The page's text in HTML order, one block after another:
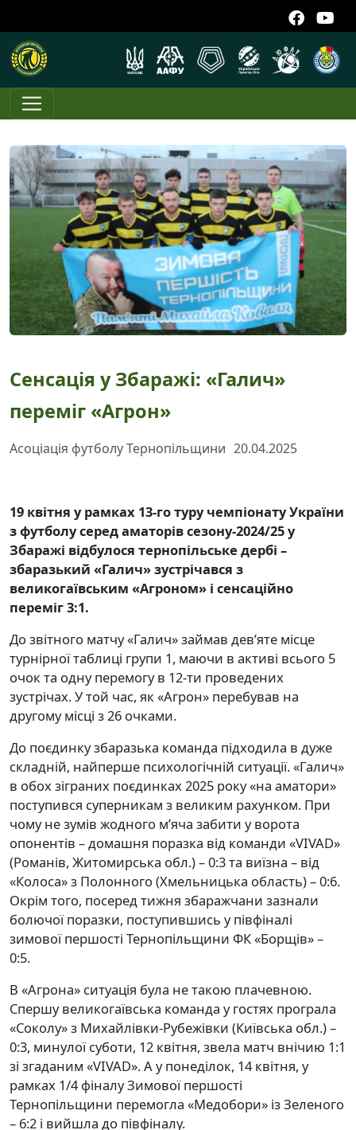
Сенсація у Збаражі: «Галич»
переміг «Агрон»
Асоціація футболу Тернопільщини 20.04.2025
19 квітня у рамках 13-го туру чемпіонату України
з футболу серед аматорів сезону-2024/25 у
Збаражі відбулося тернопільське дербі –
збаразький «Галич» зустрічався з
великогаївським «Агроном» і сенсаційно
переміг 3:1.
До звітного матчу «Галич» займав дев’яте місце
турнірної таблиці групи 1, маючи в активі всього 5
очок та одну перемогу в 12-ти проведених
зустрічах. У той час, як «Агрон» перебував на
другому місці з 26 очками.
До поєдинку збаразька команда підходила в дуже
складній, найперше психологічній ситуації. «Галич»
в обох зіграних поєдинках 2025 року «на аматори»
поступився суперникам з великим рахунком. При
чому не зумів жодного м’яча забити у ворота
опонентів – домашня поразка від команди «VIVAD»
(Романів, Житомирська обл.) – 0:3 та виїзна – від
«Колоса» з Полонного (Хмельницька область) – 0:6.
Окрім того, посеред тижня збаражчани зазнали
болючої поразки, поступившись у півфіналі
зимової першості Тернопільщини ФК «Борщів» –
0:5.
В «Агрона» ситуація була не такою плачевною.
Спершу великогаївська команда у гостях програла
«Соколу» з Михайлівки-Рубежівки (Київська обл.) –
0:3, минулої суботи, 12 квітня, звела матч внічию 1:1
зі згаданим «VIVAD». А у понеділок, 14 квітня, у
рамках 1/4 фіналу Зимової першості
Тернопільщини перемогла «Медобори» із Зеленого
– 6:2 і вийшла до півфіналу.